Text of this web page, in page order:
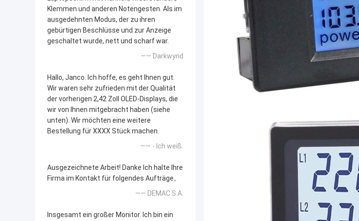
Klemmen und anderen Notengesten. Als im
ausgedehnten Modus, der zu ihren
gebürtigen Beschlüsse und zur Anzeige
geschaltet wurde, nett und scharf war.
—— Darkwynd
Hallo, Janco. Ich hoffe, es geht Ihnen gut.
Wir waren sehr zufrieden mit der Qualität
der vorherigen 2,42 Zoll OLED-Displays, die
wir von Ihnen mitgebracht haben (siehe
unten). Wir möchten eine weitere
Bestellung für XXXX Stück machen.
—— - Ich weiß.
Ausgezeichnete Arbeit! Danke Ich halte Ihre
Firma im Kontakt für folgendes Aufträge。
—— DEMAC S.A.
Insgesamt ein großer Monitor. Ich bin ein